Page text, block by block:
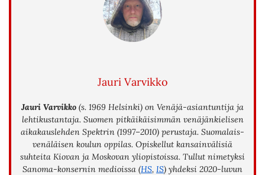
Jauri Varvikko
Jauri Varvikko (s. 1969 Helsinki) on Venäjä-asiantuntija ja
lehtikustantaja. Suomen pitkäikäisimmän venäjänkielisen
aikakauslehden Spektrin (1997–2010) perustaja. Suomalais-
venäläisen koulun oppilas. Opiskellut kansainvälisiä
suhteita Kiovan ja Moskovan yliopistoissa. Tullut nimetyksi
Sanoma-konsernin medioissa (HS, IS) yhdeksi 2020-luvun